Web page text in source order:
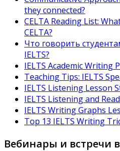
they connected?
CELTA Reading List:
CELTA?
Что говорить
IELTS?
IELTS Academic Writing
Teaching Tips: IELTS
IELTS Listening Lesson
IELTS Listening and
IELTS Writing Graphs
Top 13 IELTS Writing
Вебинары и встречи